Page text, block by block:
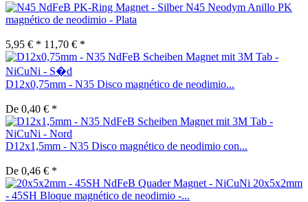
N45 Neodym Anillo PK
magnético de neodimio - Plata
5,95 € * 11,70 € *
D12x0,75mm - N35 Disco magnético de neodimio...
De 0,40 € *
D12x1,5mm - N35 Disco magnético de neodimio con...
De 0,46 € *
20x5x2mm
- 45SH Bloque magnético de neodimio -...